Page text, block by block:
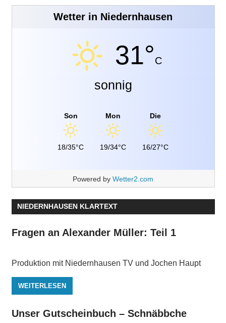
Wetter in Niedernhausen
31°C
sonnig
Son
18/35°C
Mon
19/34°C
Die
16/27°C
Powered by Wetter2.com
NIEDERNHAUSEN KLARTEXT
Fragen an Alexander Müller: Teil 1
Produktion mit Niedernhausen TV und Jochen Haupt
WEITERLESEN
Unser Gutscheinbuch – Schnäbbche